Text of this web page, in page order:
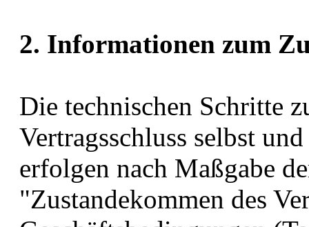
2. Informationen zum
Die technischen Schritte
Vertragsschluss selbst
erfolgen nach Maßgabe
"Zustandekommen des